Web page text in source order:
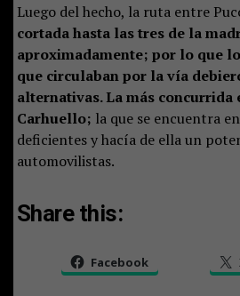
Luego del hecho, la ruta entre
cortada hasta las tres de la
aproximadamente; por lo que
que circulaban por la vía
alternativas. La más concurrida
Carhuello; la que se encuentra
deficientes y hacía de ella un
automovilistas.
Share this:
Facebook